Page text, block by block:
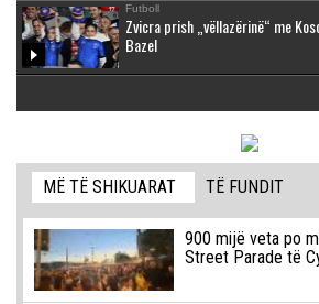
Futboll
Zvicra prish „vëllazërinë“ me
Bazel
MË TË SHIKUARAT TË FUNDIT
900 mijë veta po
Street Parade të